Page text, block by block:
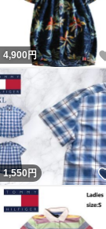
4,900 円
1,550 円